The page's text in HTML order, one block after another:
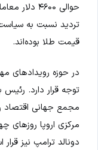
حوالی
تردید نسبت به
قیمت طلا بوده‌اند.
در حوزه رویدادهای
توجه قرار دارد.
مجمع جهانی اقتصاد
مرکزی اروپا روزهای
دونالد ترامپ نیز